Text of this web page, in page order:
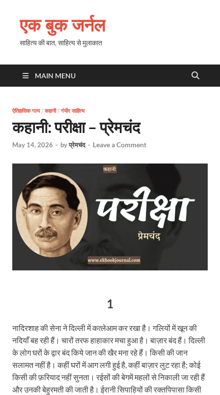
एक बुक जर्नल
साहित्य की बात, साहित्य से मुलाकात
MAIN MENU
ऐतिहासिक गल्प/ कहानी/ गंभीर साहित्य
कहानी: परीक्षा – प्रेमचंद
May 14, 2026 - byप्रेमचंद - Leave a Comment
1
नादिरशाह की सेना ने दिल्ली में कत्लेआम कर रखा है। गलियों में खून की
नदियाँ बह रही हैं। चारों तरफ हाहाकार मचा हुआ है। बाज़ार बंद हैं। दिल्ली
के लोग घरों के द्वार बंद किये जान की खैर मना रहे हैं। किसी की जान
सलामत नहीं है। कहीं घरों में आग लगी हुई है, कहीं बाज़ार लुट रहा है; कोई
किसी की फ़रियाद नहीं सुनता। रईसों की बेगमें महलों से निकाली जा रही हैं
और उनकी बेहुरमती की जाती है। ईरानी सिपाहियों की रक्तपिपासा किसी